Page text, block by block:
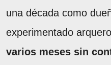
una década como
experimentado
varios meses sin